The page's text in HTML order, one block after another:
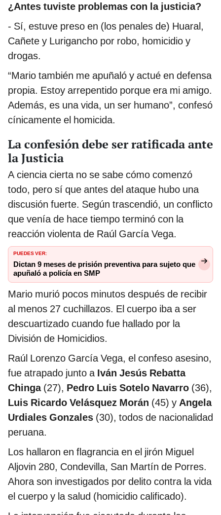
¿Antes tuviste problemas con la justicia?
- Sí, estuve preso en (los penales de) Huaral,
Cañete y Lurigancho por robo, homicidio y
drogas.
“Mario también me apuñaló y actué en defensa
propia. Estoy arrepentido porque era mi amigo.
Además, es una vida, un ser humano”, confesó
cínicamente el homicida.
La confesión debe ser ratificada ante
la Justicia
A ciencia cierta no se sabe cómo comenzó
todo, pero sí que antes del ataque hubo una
discusión fuerte. Según trascendió, un conflicto
que venía de hace tiempo terminó con la
reacción violenta de Raúl García Vega.
PUEDES VER:
Dictan 9 meses de prisión preventiva para sujeto que
apuñaló a policía en SMP
Mario murió pocos minutos después de recibir
al menos 27 cuchillazos. El cuerpo iba a ser
descuartizado cuando fue hallado por la
División de Homicidios.
Raúl Lorenzo García Vega, el confeso asesino,
fue atrapado junto aIván Jesús Rebatta
Chinga (27), Pedro Luis Sotelo Navarro (36),
Luis Ricardo Velásquez Morán (45) y Angela
Urdiales Gonzales (30), todos de nacionalidad
peruana.
Los hallaron en flagrancia en el jirón Miguel
Aljovin 280, Condevilla, San Martín de Porres.
Ahora son investigados por delito contra la vida
el cuerpo y la salud (homicidio calificado).